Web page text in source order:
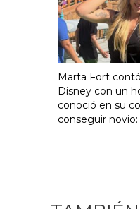
Marta Fort
Disney con un
conoció en su
conseguir